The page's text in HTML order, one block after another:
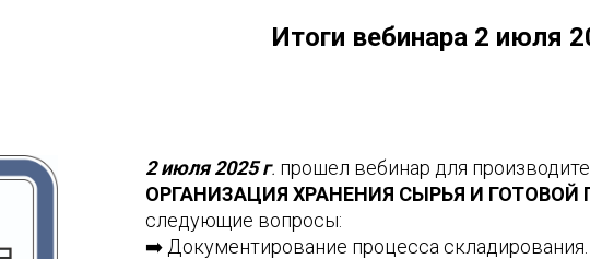
Итоги вебинара 2 июля
2 июля 2025 г. прошел вебинар для
ОРГАНИЗАЦИЯ ХРАНЕНИЯ СЫРЬЯ И
следующие вопросы:
➡️ Документирование процесса